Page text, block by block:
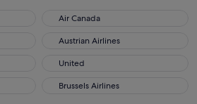
Air Canada
Air Canada
Austrian Airlines
Austrian Airlines
United
United
Brussels Airlines
Brussels Airlines